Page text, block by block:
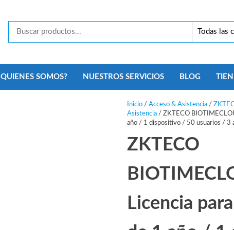
Security
Monterrey
SOMOS? NUESTROS SERVICIOS BLOG
Inicio/ Acceso & Asistencia/
Asistencia/ ZKTECO
año / 1 dispositivo / 50 usuarios / 3
ZKTECO
Licencia